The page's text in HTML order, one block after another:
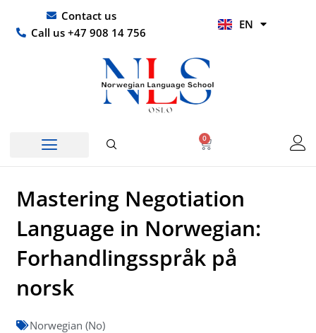
content
Contact us
Call us +47 908 14 756
EN
HI
0
Basket
Mastering Negotiation
Language in Norwegian:
Forhandlingsspråk på
norsk
Norwegian (No)